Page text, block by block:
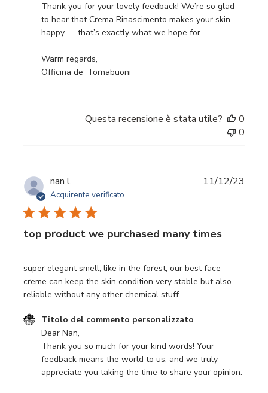
Thank you for your lovely feedback! We’re so glad
to hear that Crema Rinascimento makes your skin
happy — that’s exactly what we hope for.
Warm regards,
Officina de’ Tornabuoni
Questa recensione è stata utile?
0
0
nan l.
Acquirente verificato
top product we purchased many times
super elegant smell, like in the forest; our best face
creme can keep the skin condition very stable but also
reliable without any other chemical stuff.
Commenti del proprietario del negozio sulla recensione
Titolo del commento personalizzato
Dear Nan,
Thank you so much for your kind words! Your
feedback means the world to us, and we truly
appreciate you taking the time to share your opinion.
11/12/23